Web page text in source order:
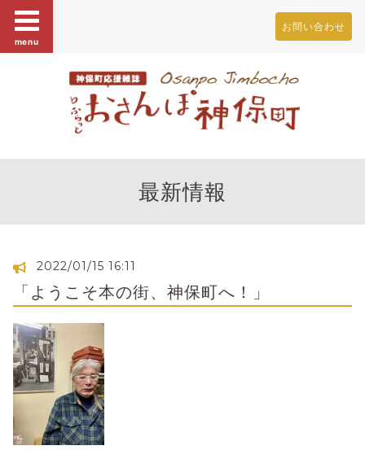
menu
お問い合わせ
最新情報
2022/01/15 16:11
「ようこそ本の街、神保町へ！」